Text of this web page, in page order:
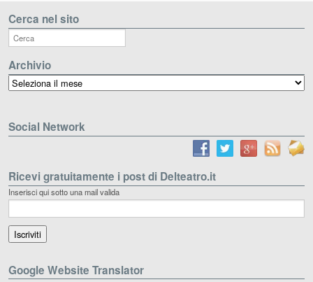
Cerca nel sito
Archivio
Archivio
Social Network
Ricevi gratuitamente i post di Delteatro.it
Inserisci qui sotto una mail valida
Google Website Translator